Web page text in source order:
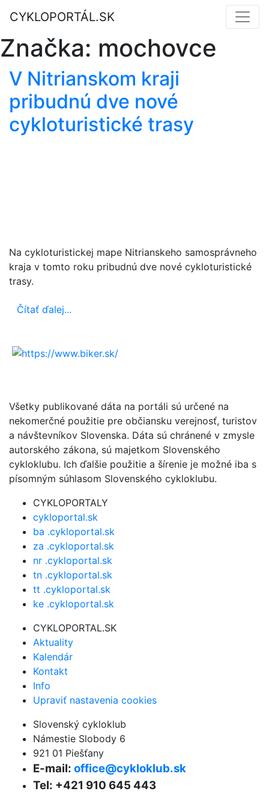
CYKLOPORTÁL.SK
Značka: mochovce
V Nitrianskom kraji
pribudnú dve nové
cykloturistické trasy
Na cykloturistickej mape Nitrianskeho samosprávneho
kraja v tomto roku pribudnú dve nové cykloturistické
trasy.
Čítať ďalej...
Všetky publikované dáta na portáli sú určené na
nekomerčné použitie pre občiansku verejnosť, turistov
a návštevníkov Slovenska. Dáta sú chránené v zmysle
autorského zákona, sú majetkom Slovenského
cykloklubu. Ich ďalšie použitie a šírenie je možné iba s
písomným súhlasom Slovenského cykloklubu.
CYKLOPORTALY
cykloportal.sk
ba .cykloportal.sk
za .cykloportal.sk
nr .cykloportal.sk
tn .cykloportal.sk
tt .cykloportal.sk
ke .cykloportal.sk
CYKLOPORTAL.SK
Aktuality
Kalendár
Kontakt
Info
Upraviť nastavenia cookies
Slovenský cykloklub
Námestie Slobody 6
921 01 Piešťany
E-mail: office@cykloklub.sk
Tel: +421 910 645 443